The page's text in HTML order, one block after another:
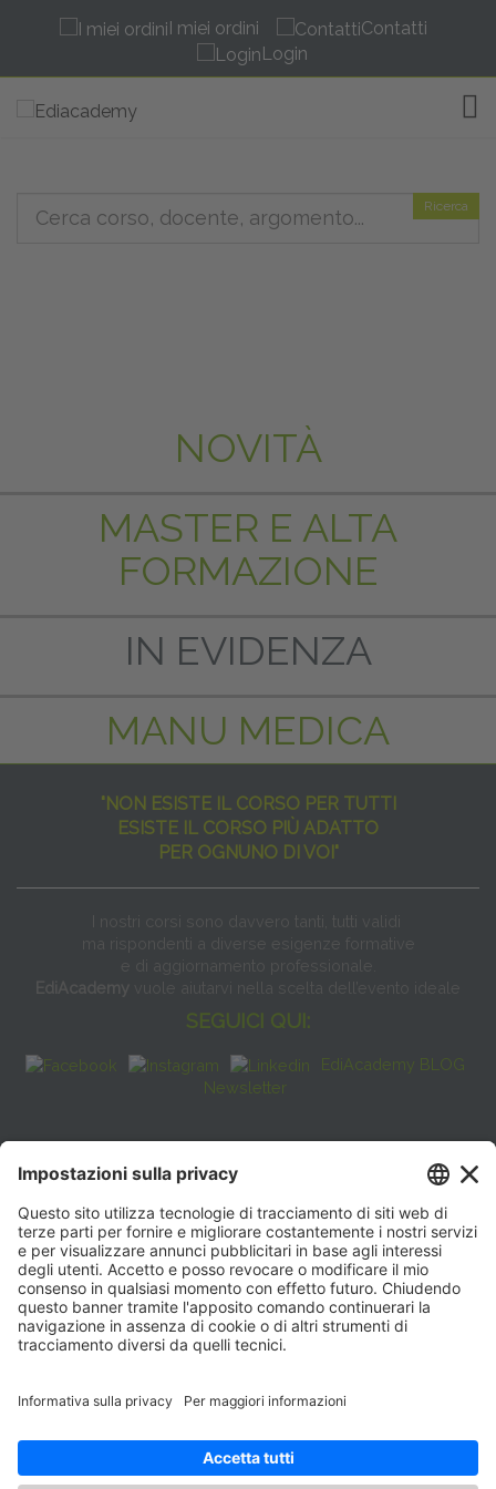
I miei ordini
Contatti
Login
Ricerca
NOVITÀ
MASTER E ALTA
FORMAZIONE
IN EVIDENZA
MANU MEDICA
"NON ESISTE IL CORSO PER TUTTI
ESISTE IL CORSO PIÙ ADATTO
PER OGNUNO DI VOI"
I nostri corsi sono davvero tanti, tutti validi
ma rispondenti a diverse esigenze formative
e di aggiornamento professionale.
EdiAcademy vuole aiutarvi nella scelta dell’evento ideale
SEGUICI QUI:
EdiAcademy BLOG
Newsletter
FAQ
CONTATTI
EdiAcademy
Sede operativa: V.le E. Forlanini, 21 - 20134, Milano
(+39)0270211274
E-mail:formazione@eenet.it
Sede legale: V.le E. Forlanini, 21 - 20134, Milano
ORARI SEGRETERIA
Lunedì—Giovedì: 08:30–17:30
Venerdì: 08:30–16:00